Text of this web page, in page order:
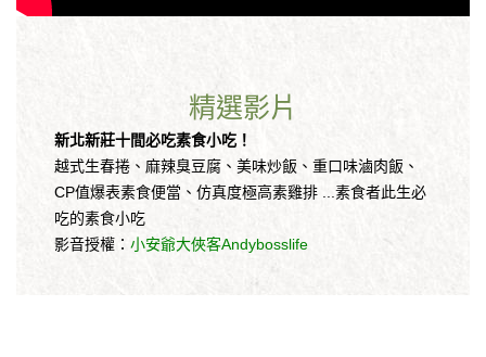
精選影片
新北新莊十間必吃素食小吃！
越式生春捲、麻辣臭豆腐、美味炒飯、重口味滷肉飯、
CP值爆表素食便當、仿真度極高素雞排 ...素食者此生必
吃的素食小吃
影音授權： 小安爺大俠客Andybosslife